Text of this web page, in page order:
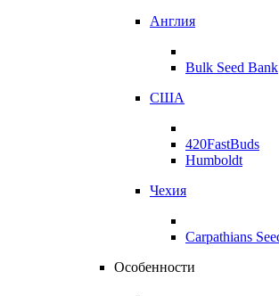
Англия
Bulk Seed Bank
США
420FastBuds
Humboldt
Чехия
Carpathians
Особенности